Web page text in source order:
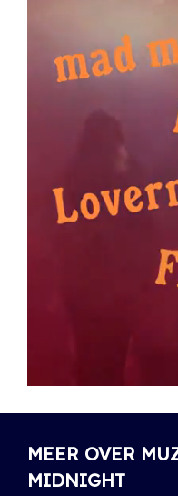
MEER OVER
MIDNIGHT